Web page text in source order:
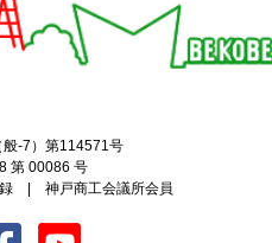
-7）第114571号
第 00086 号
録 | 神戸商工会議所会員